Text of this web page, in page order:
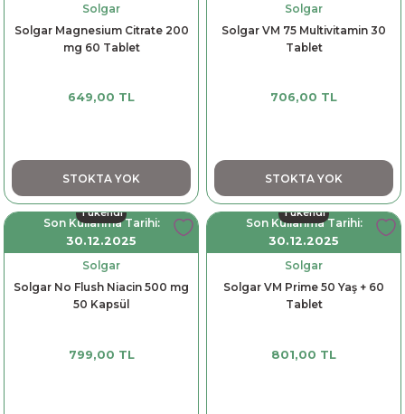
Solgar
Solgar Magnesium Citrate 200
mg 60 Tablet
649,00 TL
STOKTA YOK
Solgar
Solgar VM 75 Multivitamin 30
Tablet
706,00 TL
STOKTA YOK
Tükendi
Son Kullanma Tarihi:
30.12.2025
Solgar
Solgar No Flush Niacin 500 mg
50 Kapsül
799,00 TL
Tükendi
Son Kullanma Tarihi:
30.12.2025
Solgar
Solgar VM Prime 50 Yaş + 60
Tablet
801,00 TL